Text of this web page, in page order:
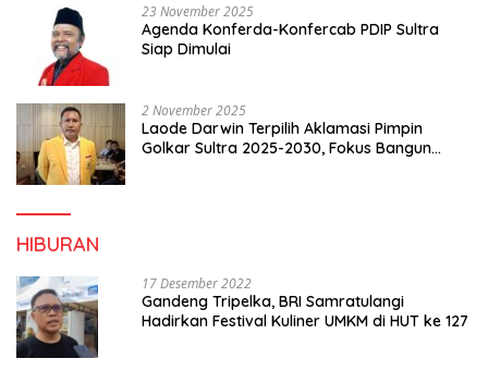
23 November 2025
Agenda Konferda-Konfercab PDIP Sultra
Siap Dimulai
2 November 2025
Laode Darwin Terpilih Aklamasi Pimpin
Golkar Sultra 2025-2030, Fokus Bangun
HIBURAN
17 Desember 2022
Gandeng Tripelka, BRI Samratulangi
Hadirkan Festival Kuliner UMKM di HUT ke 127